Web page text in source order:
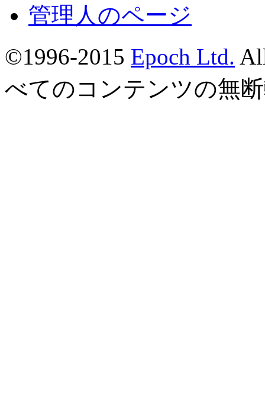
管理人のページ
©1996-2015 Epoch Ltd.
べてのコンテンツの無